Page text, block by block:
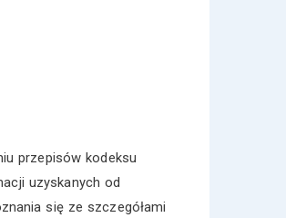
przepisów kodeksu
uzyskanych od
się ze szczegółami